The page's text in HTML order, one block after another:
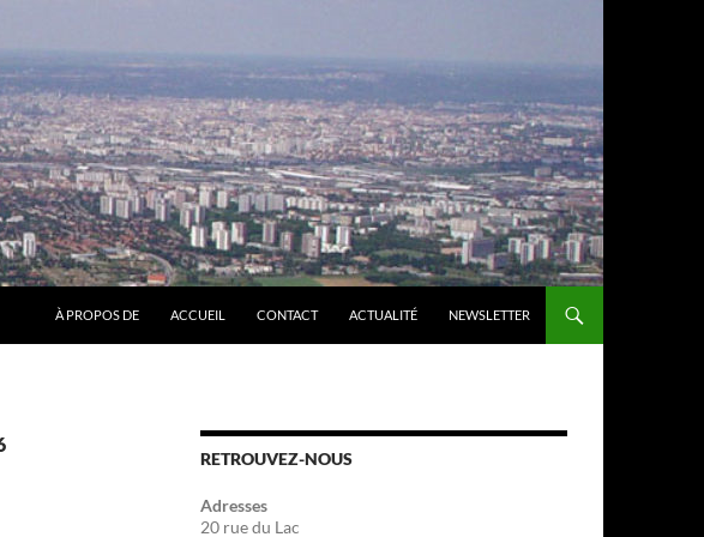
À PROPOS DE ACCUEIL CONTACT ACTUALITÉ NEWSLETTER
RETROUVEZ-NOUS
Adresses
20 rue du Lac